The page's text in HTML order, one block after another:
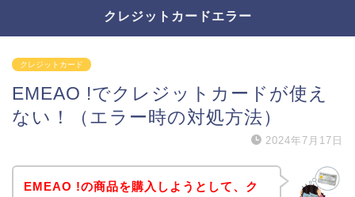
クレジットカードエラー
クレジットカード
EMEAO !でクレジットカードが使え
ない！（エラー時の対処方法）
2024年7月17日
EMEAO !の商品を購入しようとして、ク